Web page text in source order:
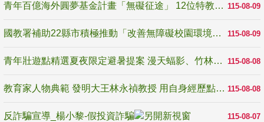
115-08-09
青年百億海外圓夢基金計畫「無礙征途」 12位特教與弱勢青年勇闖西班牙 跨越感官限制見證生命蛻變
115-08-09
國教署補助22縣市積極推動「改善無障礙校園環境計畫」 打造友善、安全、無礙學習空間
115-08-08
青年壯遊點精選夏夜限定避暑提案 漫天蝠影、竹林尋蛙、茶香夜觀 邀青年暮色出發
115-08-08
教育家人物典範 發明大王林永禎教授 用自身經歷點亮學生的路
115-08-07
反詐騙宣導_楊小黎-假投資詐騙